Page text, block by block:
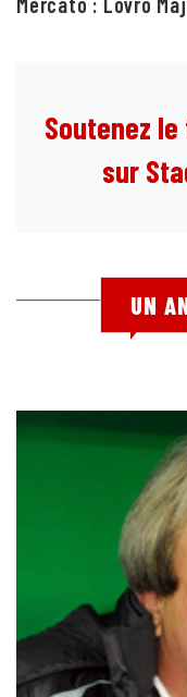
Soutenez
sur
UN